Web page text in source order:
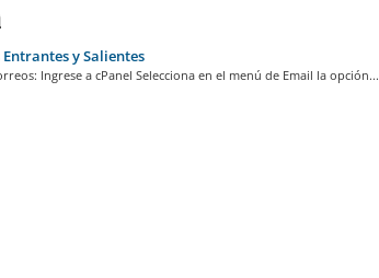
y Salientes
Ingrese a cPanel Selecciona en el menú de Email la opción...